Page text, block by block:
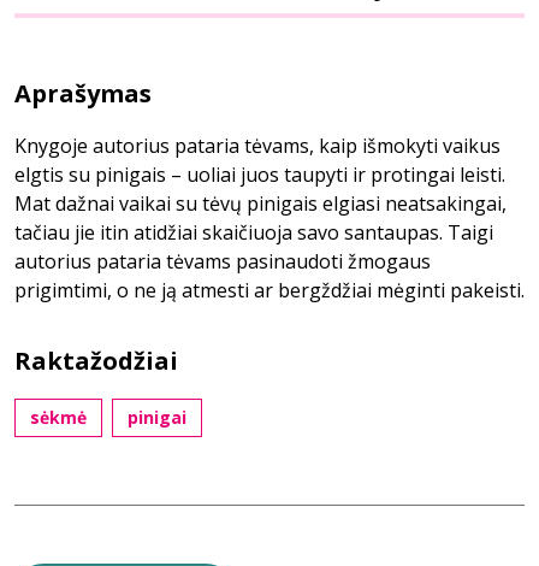
Aprašymas
Knygoje autorius pataria tėvams, kaip išmokyti vaikus
elgtis su pinigais – uoliai juos taupyti ir protingai leisti.
Mat dažnai vaikai su tėvų pinigais elgiasi neatsakingai,
tačiau jie itin atidžiai skaičiuoja savo santaupas. Taigi
autorius pataria tėvams pasinaudoti žmogaus
prigimtimi, o ne ją atmesti ar bergždžiai mėginti pakeisti.
Raktažodžiai
sėkmė pinigai